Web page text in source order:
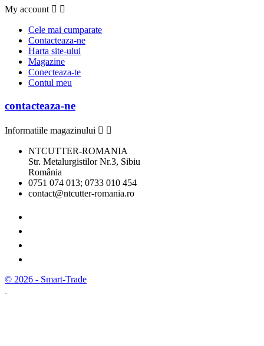
My account  
Cele mai cumparate
Contacteaza-ne
Harta site-ului
Magazine
Conecteaza-te
Contul meu
contacteaza-ne
Informatiile magazinului  
NTCUTTER-ROMANIA
Str. Metalurgistilor Nr.3, Sibiu
România
0751 074 013; 0733 010 454
contact@ntcutter-romania.ro
© 2026 - Smart-Trade